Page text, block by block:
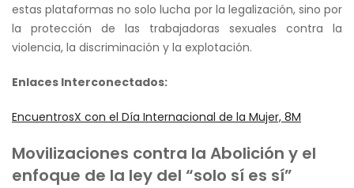
estas plataformas no solo lucha por la legalización, sino por
la protección de las trabajadoras sexuales contra la
violencia, la discriminación y la explotación.
Enlaces Interconectados:
EncuentrosX con el Día Internacional de la Mujer, 8M
Movilizaciones contra la Abolición y el
enfoque de la ley del “solo sí es sí”